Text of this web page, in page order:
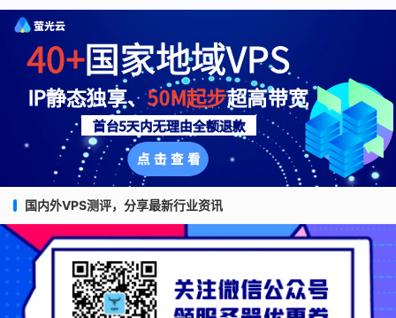
国内外VPS测评，分享最新行业资讯